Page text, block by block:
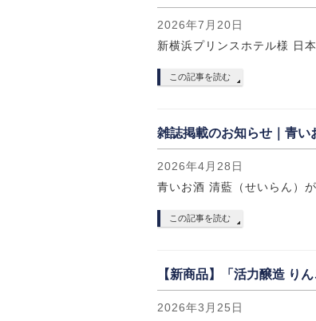
2026年7月20日
新横浜プリンスホテル様 日
この記事を読む
雑誌掲載のお知らせ｜青い
2026年4月28日
青いお酒 清藍（せいらん）
この記事を読む
【新商品】「活力醸造 り
2026年3月25日